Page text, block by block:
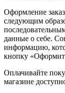
Оформление
следующим
данные о себе.
информацию,
кнопку
Оплачивайте
магазине